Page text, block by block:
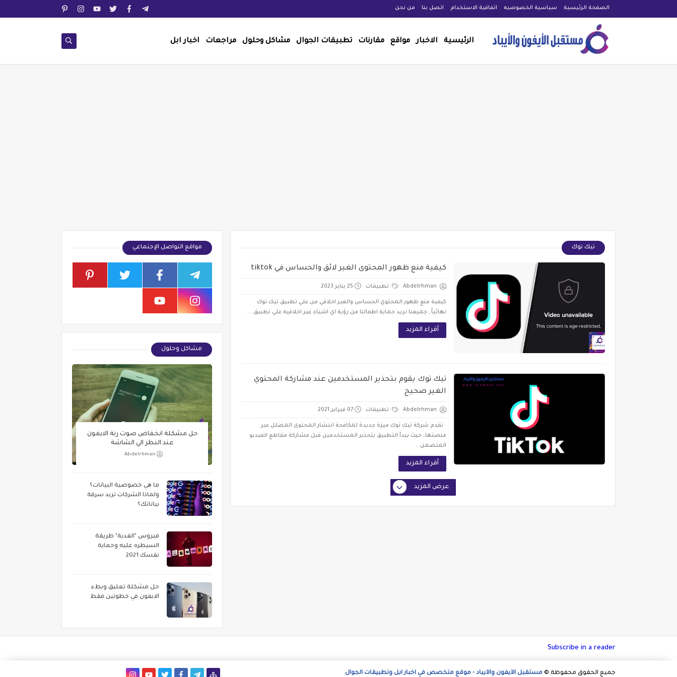
الصفحة الرئيسية سياسية الخصوصيه اتفاقية الاستخدام اتصل بنا من نحن
الرئيسية الاخبار مواقع مقارنات تطبيقات الجوال مشاكل وحلول مراجعات اخبار ابل
تيك توك
كيفية منع ظهور المحتوى الغير لائق والحساس في tiktok
Abdelrhman تطبيقات 25 يناير 2023
كيفية منع ظهور المحتوي الحساس والغير اخلاقي من علي تطبيق تيك توك
نهائياً , جميعنا نريد حماية اطفالنا من رؤية اي اشياء غير اخلاقية علي تطبيق ...
أقراء المزيد
تيك توك يقوم بتحذير المستخدمين عند مشاركة المحتوي
الغير صحيح
Abdelrhman تطبيقات 07 فبراير 2021
تقدم شركة تيك توك ميزة جديدة لمكافحة انتشار المحتوى المضلل عبر
منصتها، حيث يبدأ التطبيق بتحذير المستخدمين قبل مشاركة مقاطع الفيديو
المتضمن...
أقراء المزيد
عرض المزيد
مواقع التواصل الإجتماعي
مشاكل وحلول
حل مشكلة انخفاض صوت رنة الايفون
عند النظر الي الشاشة
Abdelrhman
ما هي خصوصية البيانات؟
ولماذا الشركات تريد سرقة
بياناتك؟
فيروس "الفدية" طريقة
السيطره عليه وحماية
نفسك 2021
حل مشكلة تعليق وبطء
الايفون في خطوتين فقط
Subscribe in a reader
جميع الحقوق محفوظة © مستقبل الآيفون والآيباد - موقع متخصص في اخبار ابل وتطبيقات الجوال